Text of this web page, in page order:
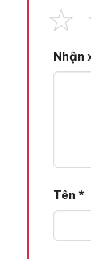
Nhận
Tên*